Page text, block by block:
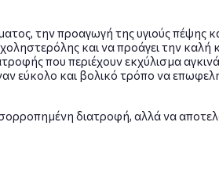
την προαγωγή της υγιούς πέψης
και να προάγει την καλή
που περιέχουν εκχύλισμα
εύκολο και βολικό τρόπο να
διατροφή, αλλά να